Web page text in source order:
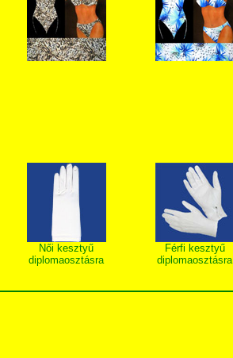
Női kesztyű
diplomaosztásra
Férfi kesztyű
diplomaosztásra